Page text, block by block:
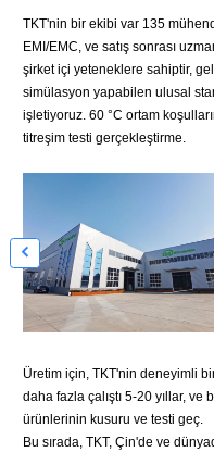
TKT'nin bir ekibi var 135
EMI/EMC, ve satış sonrası
şirket içi yeteneklere sahiptir,
simülasyon yapabilen ulusal
işletiyoruz. 60 °C ortam
titreşim testi gerçekleştirme.

Üretim için, TKT'nin deneyimli
daha fazla çalıştı 5-20 yıllar,
ürünlerinin kusuru ve testi geç.
Bu sırada, TKT, Çin'de ve